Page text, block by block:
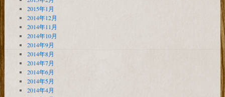
2015年1月
2014年12月
2014年11月
2014年10月
2014年9月
2014年8月
2014年7月
2014年6月
2014年5月
2014年4月